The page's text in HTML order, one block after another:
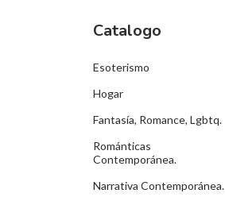
Catalogo
Esoterismo
Hogar
Fantasía, Romance, Lgbtq.
Románticas
Contemporánea.
Narrativa Contemporánea.